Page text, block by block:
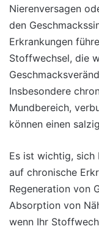
Nierenversagen
den
Erkrankungen
Stoffwechsel, die
Insbesondere
Mundbereich,
können einen
Es ist wichtig, sich
auf chronische
Regeneration von
Absorption von
wenn Ihr